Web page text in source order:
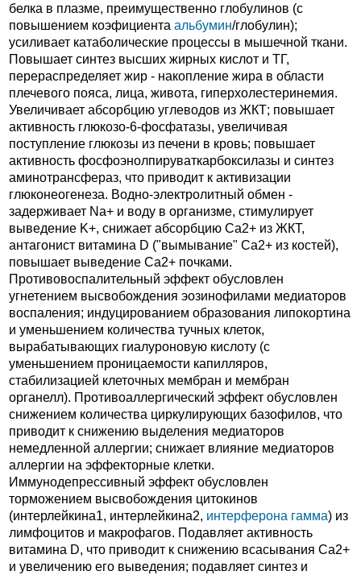
белка в плазме, преимущественно глобулинов (с
повышением коэфициента альбумин/глобулин);
усиливает катаболические процессы в мышечной ткани.
Повышает синтез высших жирных кислот и ТГ,
перераспределяет жир - накопление жира в области
плечевого пояса, лица, живота, гиперхолестеринемия.
Увеличивает абсорбцию углеводов из ЖКТ; повышает
активность глюкозо-6-фосфатазы, увеличивая
поступление глюкозы из печени в кровь; повышает
активность фосфоэнолпируваткарбоксилазы и синтез
аминотрансфераз, что приводит к активизации
глюконеогенеза. Водно-электролитный обмен -
задерживает Na+ и воду в организме, стимулирует
выведение K+, снижает абсорбцию Ca2+ из ЖКТ,
антагонист витамина D ("вымывание" Ca2+ из костей),
повышает выведение Ca2+ почками.
Противовоспалительный эффект обусловлен
угнетением высвобождения эозинофилами медиаторов
воспаления; индуцированием образования липокортина
и уменьшением количества тучных клеток,
вырабатывающих гиалуроновую кислоту (с
уменьшением проницаемости капилляров,
стабилизацией клеточных мембран и мембран
органелл). Противоаллергический эффект обусловлен
снижением количества циркулирующих базофилов, что
приводит к снижению выделения медиаторов
немедленной аллергии; снижает влияние медиаторов
аллергии на эффекторные клетки.
Иммунодепрессивный эффект обусловлен
торможением высвобождения цитокинов
(интерлейкина1, интерлейкина2, интерферона гамма) из
лимфоцитов и макрофагов. Подавляет активность
витамина D, что приводит к снижению всасывания Ca2+
и увеличению его выведения; подавляет синтез и